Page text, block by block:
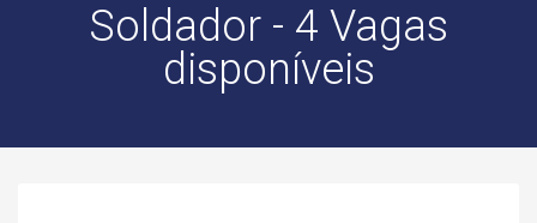
Soldador - 4 Vagas
disponíveis